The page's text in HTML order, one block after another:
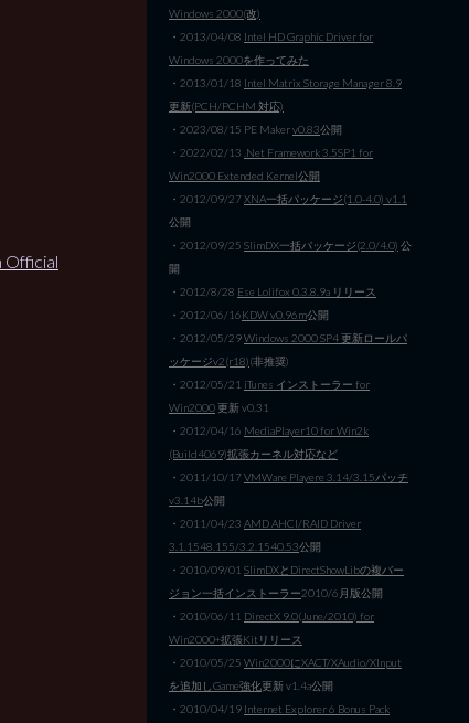
Official
Windows 2000(改)
・2013/04/08 Intel HD Graphic Driver for
Windows 2000を作ってみた
・2013/01/18 Intel Matrix Storage Manager 8.9
更新(PCH/PCHM 対応)
・2023/08/15 PE Makerv0.83公開
・2022/02/13 .Net Framework 3.5SP1 for
Win2000 Extended Kernel公開
・2012/09/27XNA一括パッケージ(1.0-4.0) v1.1
公開
・2012/09/25 SlimDX一括パッケージ(2.0/4.0) 公
開
・2012/8/28 Ese Lolifox 0.3.8.9a リリース
・2012/06/16KDW v0.96m公開
・2012/05/29Windows 2000 SP4 更新ロールパ
ッケージv2(r18)(非推奨)
・2012/05/21 iTunes インストーラー for
Win2000更新 v0.31
・2012/04/16 MediaPlayer10 for Win2k
(Build4069)拡張カーネル対応など
・2011/10/17VMWare Playere 3.14/3.15パッチ
v3.14b公開
・2011/04/23 AMD AHCI/RAID Driver
3.1.1548.155/3.2.1540.53公開
・2010/09/01 SlimDXとDirectShowLibの複バー
ジョン一括インストーラー2010/6月版公開
・2010/06/11 DirectX 9.0(June/2010) for
Win2000+拡張Kitリリース
・2010/05/25 Win2000にXACT/XAudio/XInput
を追加しGame強化更新 v1.4a公開
・2010/04/19 Internet Explorer 6 Bonus Pack